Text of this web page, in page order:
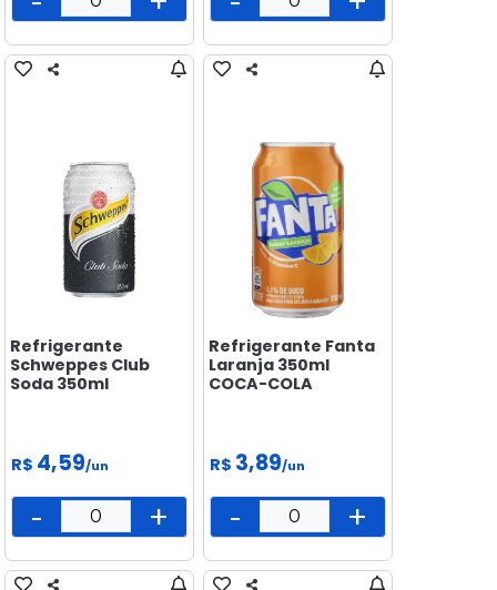
PEIXARIA
PET
Refrigerante
Schweppes Club
Soda 350ml
R$ 4,59/un
- +
Refrigerante Fanta
Laranja 350ml
COCA-COLA
R$ 3,89/un
- +